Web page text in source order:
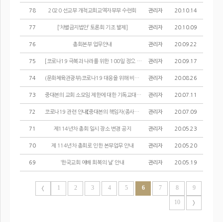
78 2020 선교부 개척교회교역자부부 수련회 관리자 20.10.14
77 [‘차별금지법안’ 토론회 기조 발제] 관리자 20.10.09
76 총회본부 업무안내 관리자 20.09.22
75 [코로나19 극복과 나라를 위한 100일 정오 기도회 참여 안내] 관리자 20.09.17
74 (문화체육관광부)코로나19 대응을 위해 비대면 종교활동 지원 관리자 20.08.26
73 중대본의 교회 소모임 제한에 대한 기독교대한성결교회의 입장 관리자 20.07.11
72 코로나19 관련 안내【중대본의 책임자(종사자) 및 이용자 핵심 방역 수칙에 대한 ... 관리자 20.07.09
71 제114년차 총회 일시 장소 변경 공지 관리자 20.05.23
70 제 114년차 총회로 인한 본부업무 안내 관리자 20.05.20
69 ‘한국교회 예배 회복의 날’ 안내 관리자 20.05.19
1 2 3 4 5 6 7 8 9
10